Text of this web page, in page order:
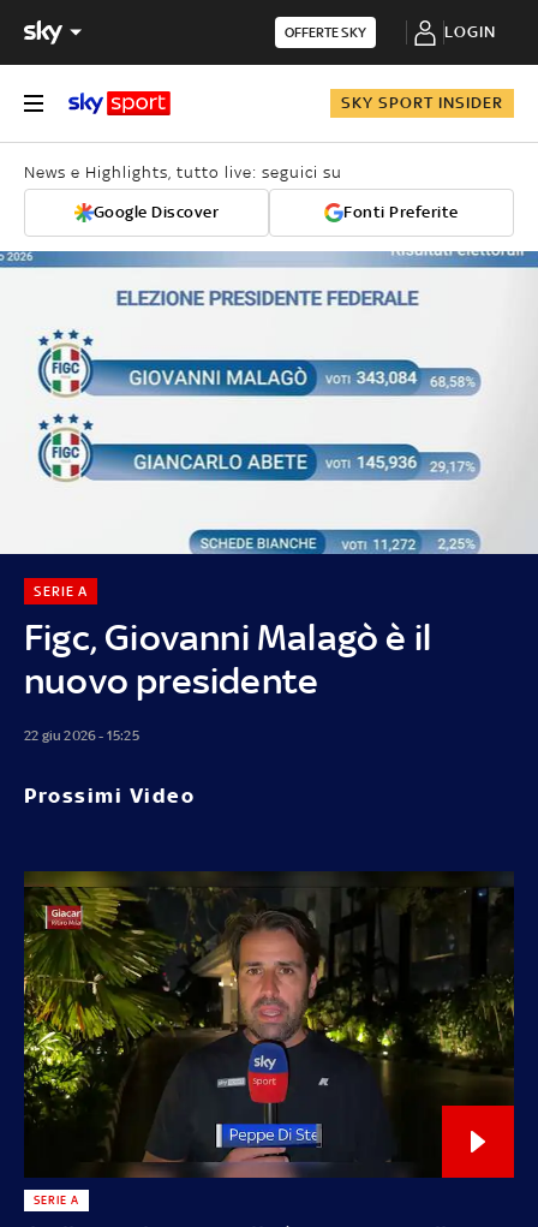
OFFERTE SKY LOGIN
SKY SPORT INSIDER
News e Highlights, tutto live: seguici su
Google Discover Fonti Preferite
Figc, Giovanni Malagò è il
nuovo presidente
SERIE A
22 giu 2026 - 15:25
Prossimi Video
SERIE A